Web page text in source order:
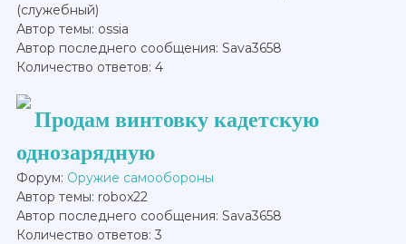
(служебный)
Автор темы: ossia
Автор последнего сообщения: Sava3658
Количество ответов: 4
Продам винтовку кадетскую
однозарядную
Форум: Оружие самообороны
Автор темы: robox22
Автор последнего сообщения: Sava3658
Количество ответов: 3